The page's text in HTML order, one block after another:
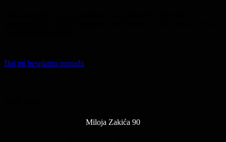
Daj mi besplatnu ponudu
Miloja Zakića 90